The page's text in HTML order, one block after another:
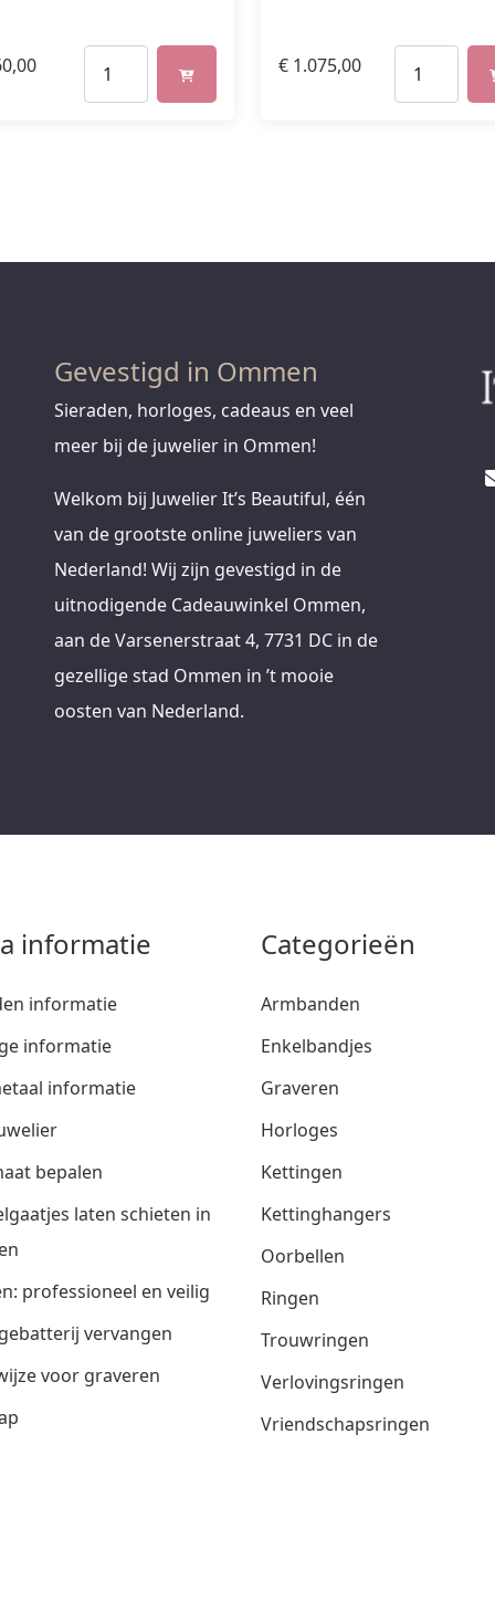
€1.075,00
Gevestigd in Ommen
Sieraden, horloges, cadeaus en veel
meer bij de juwelier in Ommen!
Welkom bij Juwelier It’s Beautiful, één
van de grootste online juweliers van
Nederland! Wij zijn gevestigd in de
uitnodigende Cadeauwinkel Ommen,
aan de Varsenerstraat 4, 7731 DC in de
gezellige stad Ommen in ’t mooie
oosten van Nederland.
informatie
informatie
informatie
informatie
bepalen
laten schieten in
professioneel en veilig
vervangen
voor graveren
Categorieën
Armbanden
Enkelbandjes
Graveren
Horloges
Kettingen
Kettinghangers
Oorbellen
Ringen
Trouwringen
Verlovingsringen
Vriendschapsringen